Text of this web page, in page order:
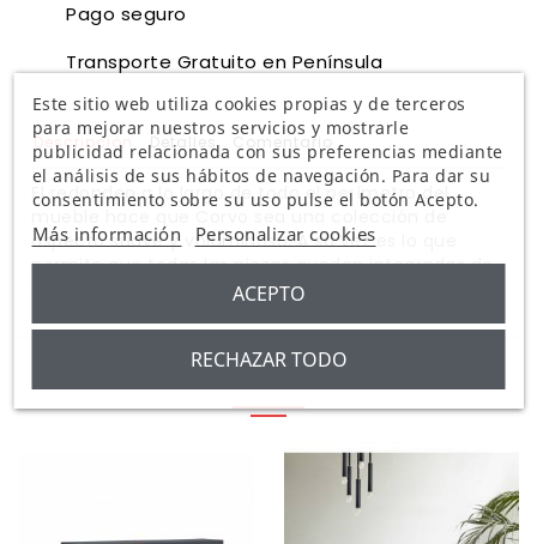
Pago seguro
Transporte Gratuito en Península
Descripción Detalles Comentario
El redondeo a lo largo de todo el perímetro del
mueble hace que Corvo sea una colección de
aspecto suave y voluminoso. A su vez es lo que
permite que todas las piezas queden integradas de
manera precisa sin necesidad de piezas extra,
Este sitio web utiliza cookies propias y de terceros
para mejorar nuestros servicios y mostrarle
publicidad relacionada con sus preferencias mediante
el análisis de sus hábitos de navegación. Para dar su
consentimiento sobre su uso pulse el botón Acepto.
Más información Personalizar cookies
RECHAZAR TODO
ACEPTO